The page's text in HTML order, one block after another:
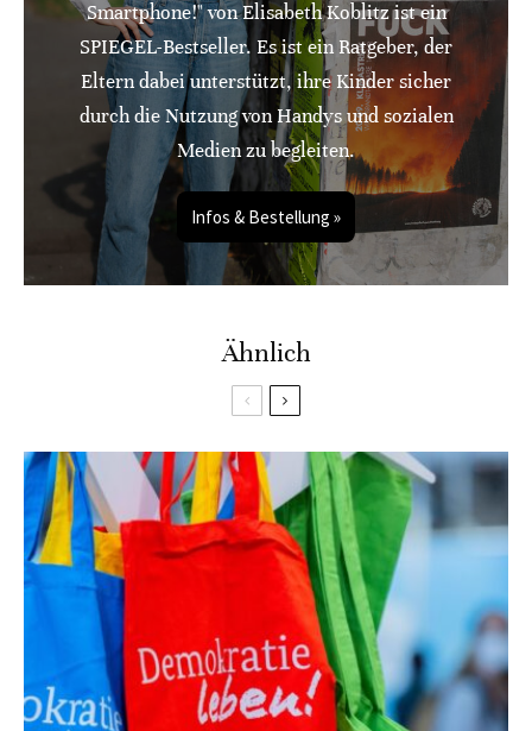
Smartphone!" von Elisabeth Koblitz ist ein
SPIEGEL-Bestseller. Es ist ein Ratgeber, der
Eltern dabei unterstützt, ihre Kinder sicher
durch die Nutzung von Handys und sozialen
Medien zu begleiten.
Infos & Bestellung »
Ähnlich